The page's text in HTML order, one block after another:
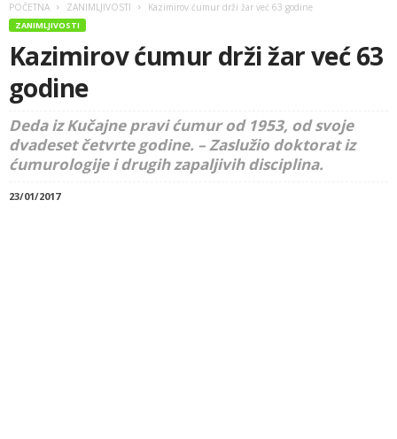
POČETNA ZANIMLJIVOSTI Kazimirov ćumur drži žar već 63 godine
ZANIMLJIVOSTI
Kazimirov ćumur drži žar već 63
godine
Deda iz Kučajne pravi ćumur od 1953, od svoje
dvadeset četvrte godine. – Zaslužio doktorat iz
ćumurologije i drugih zapaljivih disciplina.
23/01/2017